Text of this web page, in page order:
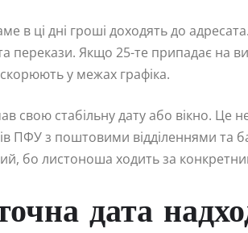
в ці дні гроші доходять до
перекази. Якщо 25-те припадає на
у межах графіка.
стабільну дату або вікно. Це
ПФУ з поштовими відділеннями та
бо листоноша ходить за
дата